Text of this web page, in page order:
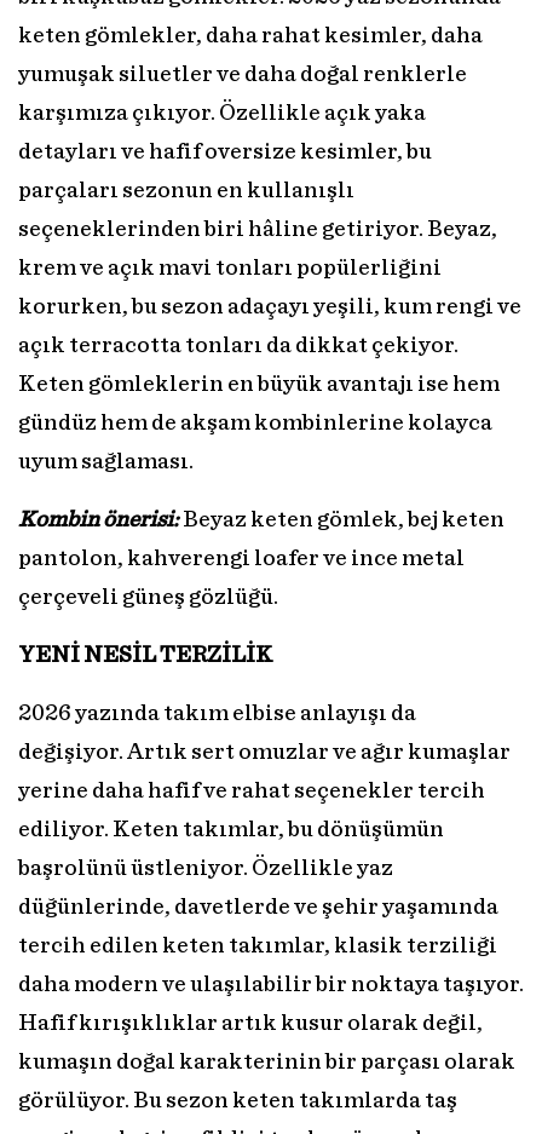
keten gömlekler, daha rahat kesimler, daha
yumuşak siluetler ve daha doğal renklerle
karşımıza çıkıyor. Özellikle açık yaka
detayları ve hafif oversize kesimler, bu
parçaları sezonun en kullanışlı
seçeneklerinden biri hâline getiriyor. Beyaz,
krem ve açık mavi tonları popülerliğini
korurken, bu sezon adaçayı yeşili, kum rengi ve
açık terracotta tonları da dikkat çekiyor.
Keten gömleklerin en büyük avantajı ise hem
gündüz hem de akşam kombinlerine kolayca
uyum sağlaması.
Kombin önerisi:Beyaz keten gömlek, bej keten
pantolon, kahverengi loafer ve ince metal
çerçeveli güneş gözlüğü.
YENİ NESİL TERZİLİK
2026 yazında takım elbise anlayışı da
değişiyor. Artık sert omuzlar ve ağır kumaşlar
yerine daha hafif ve rahat seçenekler tercih
ediliyor. Keten takımlar, bu dönüşümün
başrolünü üstleniyor. Özellikle yaz
düğünlerinde, davetlerde ve şehir yaşamında
tercih edilen keten takımlar, klasik terziliği
daha modern ve ulaşılabilir bir noktaya taşıyor.
Hafif kırışıklıklar artık kusur olarak değil,
kumaşın doğal karakterinin bir parçası olarak
görülüyor. Bu sezon keten takımlarda taş